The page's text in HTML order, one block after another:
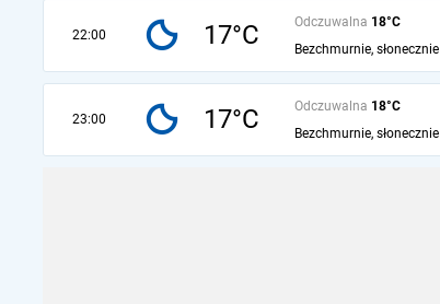
22:00 17°C Odczuwalna 18°C
Bezchmurnie, słonecznie
23:00 17°C Odczuwalna 18°C
Bezchmurnie, słonecznie